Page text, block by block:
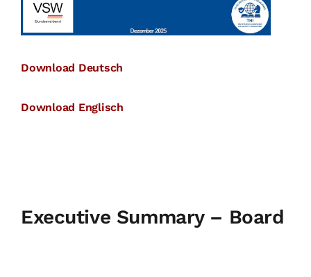
Download Deutsch
Download Englisch
Executive Summary – Board